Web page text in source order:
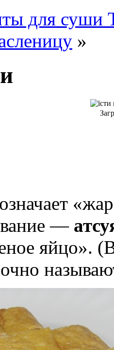
для суши
»
означает
—
яйцо».